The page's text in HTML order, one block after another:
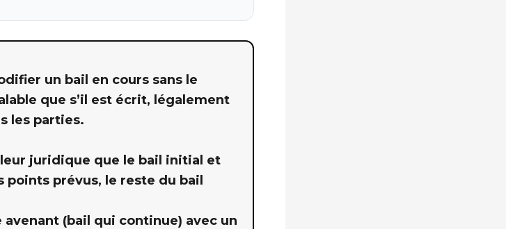
un bail en cours sans le
que s’il est écrit, légalement
les parties.
juridique que le bail initial et
prévus, le reste du bail
(bail qui continue) avec un